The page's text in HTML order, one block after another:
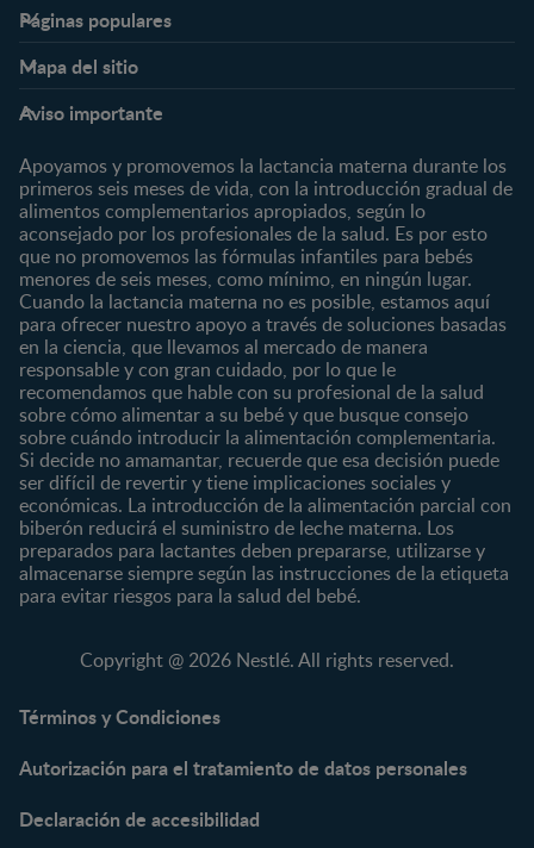
Páginas populares
Expertos en Nutrición
Preguntas Frecuentes
¿Quiénes somos?
Marcas y productos
Nuestros Productos
Nuestras Marcas
Mapa del sitio
Preconcepción
Embarazo
Posparto
0 a 4 meses
4 a 6 meses
6 a 8 meses
8 a 12 meses
12 a 24 meses
Desde 2 años
Preescolar
Escolar
Nutrición
Salud
Maternidad
Paternidad
Vida en familia
Marcas
CERELAC®
GERBER®
KLIM®
NAN® 3
NAN® Optipro® 3
NAN® Supreme 3
NESTUM®
KLIM® NUTRIADVANCE®
Productos
Cereales Infantiles
Compotas y galletas
Fórmulas Infantiles
Aviso importante
Apoyamos y promovemos la lactancia materna durante los
primeros seis meses de vida, con la introducción gradual de
alimentos complementarios apropiados, según lo
aconsejado por los profesionales de la salud. Es por esto
que no promovemos las fórmulas infantiles para bebés
menores de seis meses, como mínimo, en ningún lugar.
Cuando la lactancia materna no es posible, estamos aquí
para ofrecer nuestro apoyo a través de soluciones basadas
en la ciencia, que llevamos al mercado de manera
responsable y con gran cuidado, por lo que le
recomendamos que hable con su profesional de la salud
sobre cómo alimentar a su bebé y que busque consejo
sobre cuándo introducir la alimentación complementaria.
Si decide no amamantar, recuerde que esa decisión puede
ser difícil de revertir y tiene implicaciones sociales y
económicas. La introducción de la alimentación parcial con
biberón reducirá el suministro de leche materna. Los
preparados para lactantes deben prepararse, utilizarse y
almacenarse siempre según las instrucciones de la etiqueta
para evitar riesgos para la salud del bebé.
Copyright @ 2026 Nestlé. All rights reserved.
Términos y Condiciones
Autorización para el tratamiento de datos personales
Declaración de accesibilidad